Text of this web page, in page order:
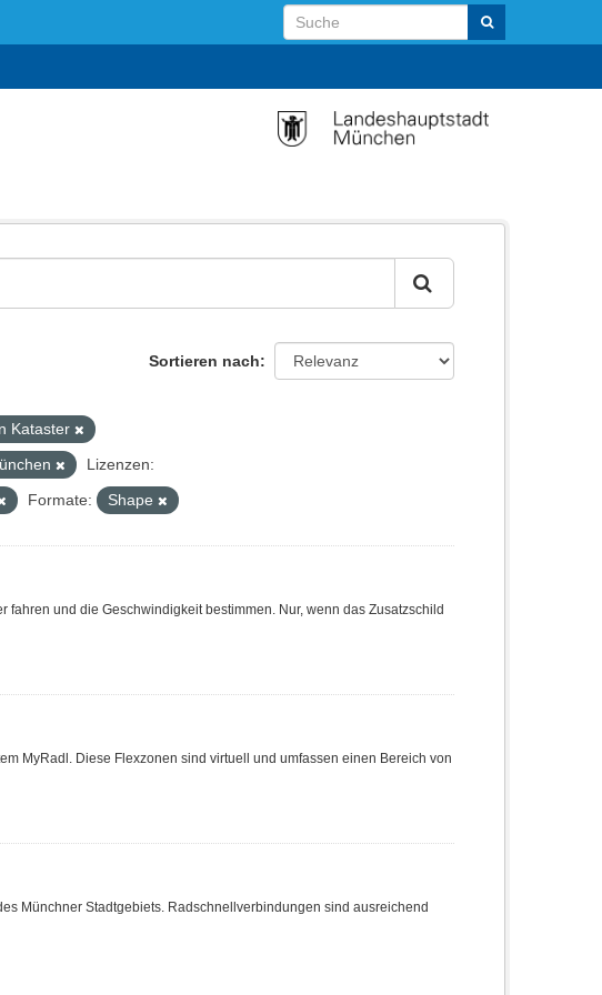
Sortieren nach
Kataster
Lizenzen:
Formate: Shape
und die Geschwindigkeit bestimmen. Nur, wenn das Zusatzschild
MyRadl. Diese Flexzonen sind virtuell und umfassen einen Bereich von
Münchner Stadtgebiets. Radschnellverbindungen sind ausreichend